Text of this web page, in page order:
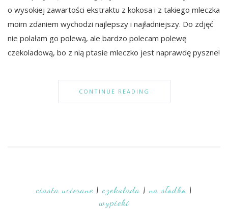
o wysokiej zawartości ekstraktu z kokosa i z takiego mleczka
moim zdaniem wychodzi najlepszy i najładniejszy. Do zdjęć
nie polałam go polewą, ale bardzo polecam polewę
czekoladową, bo z nią ptasie mleczko jest naprawdę pyszne!
CONTINUE READING
ciasta ucierane| czekolada| na słodko|
wypieki